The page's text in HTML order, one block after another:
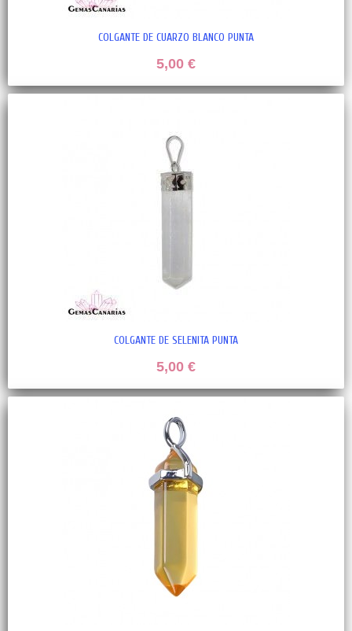
COLGANTE DE CUARZO BLANCO PUNTA
5,00 €
COLGANTE DE SELENITA PUNTA
5,00 €